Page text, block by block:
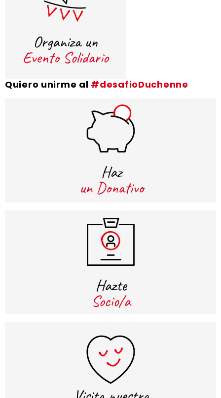
Quiero unirme al #desafioDuchenne